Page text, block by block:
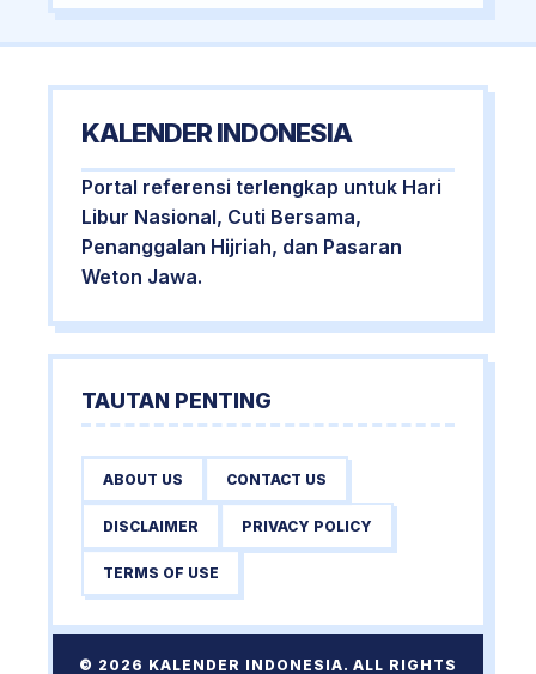
KALENDER INDONESIA
Portal referensi terlengkap untuk Hari
Libur Nasional, Cuti Bersama,
Penanggalan Hijriah, dan Pasaran
Weton Jawa.
TAUTAN PENTING
ABOUT US CONTACT US
DISCLAIMER PRIVACY POLICY
TERMS OF USE
© 2026 KALENDER INDONESIA. ALL RIGHTS